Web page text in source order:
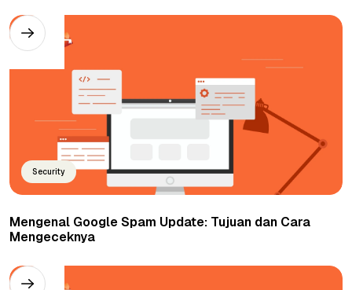
Security
Mengenal Google Spam Update: Tujuan dan Cara
Mengeceknya